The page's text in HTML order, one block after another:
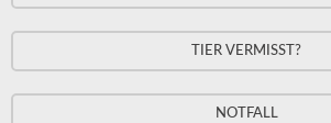
TIER VERMISST?
NOTFALL